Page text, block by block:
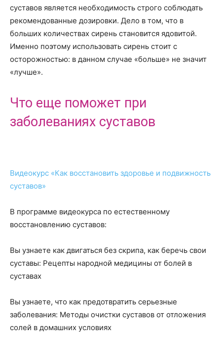
суставов является необходимость строго соблюдать
рекомендованные дозировки. Дело в том, что в
больших количествах сирень становится ядовитой.
Именно поэтому использовать сирень стоит с
осторожностью: в данном случае «больше» не значит
«лучше».
Что еще поможет при
заболеваниях суставов
Видеокурс «Как восстановить здоровье и подвижность
суставов»
В программе видеокурса по естественному
восстановлению суставов:
Вы узнаете как двигаться без скрипа, как беречь свои
суставы: Рецепты народной медицины от болей в
суставах
Вы узнаете, что как предотвратить серьезные
заболевания: Методы очистки суставов от отложения
солей в домашних условиях